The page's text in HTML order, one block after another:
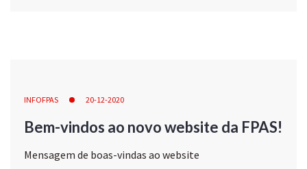
INFOFPAS 20-12-2020
Bem-vindos ao novo website da FPAS!
Mensagem de boas-vindas ao website